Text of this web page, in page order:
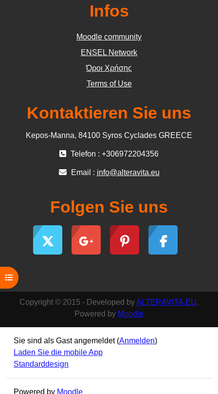
Kursindex öffnen
Infos
Moodle community
ΕΝSEL Network
Όροι Χρήσης
Terms of Use
Kontaktieren Sie uns
Kepos-Manna, 84100 Syros Cyclades GREECE
Telefon : +306972204356
Email : info@alteravita.eu
Folgen Sie uns
Copyright © 2015 - Developed byALTERAVITA.EU.
Powered by Moodle
Sie sind als Gast angemeldet (Anmelden)
Laden Sie die mobile App
Standarddesign
Powered by Moodle